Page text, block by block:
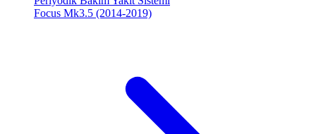
Focus Mk3.5 (2014-2019)